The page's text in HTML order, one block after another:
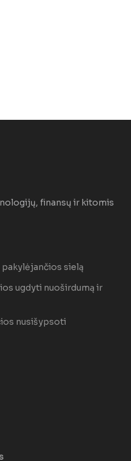
finansų ir kitomis
sielą
ugdyti nuoširdumą ir
nusišypsoti